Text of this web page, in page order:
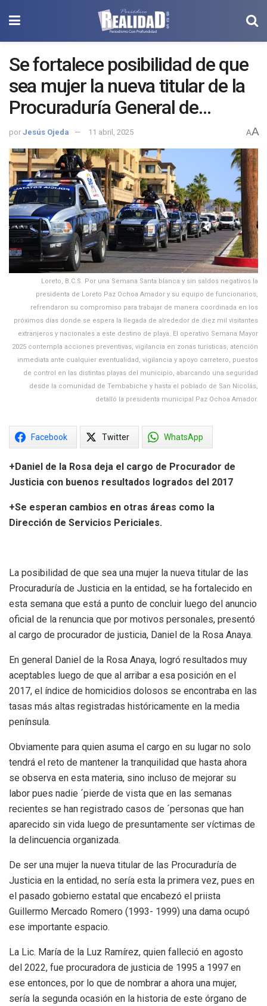
Se fortalece posibilidad de que
sea mujer la nueva titular de la
Procuraduría General de
Justicia en la entidad (PGJE)
por Jesús Ojeda 11 abril, 2025 AA
Loreto, B.C.S. Por una Semana Santa blanca y sin saldos negativos la
presidenta de Loreto Paz Ochoa Amador y su equipo de funcionarios,
refrendaron su compromiso para trabajar de manera coordinada en los
próximos días donde se espera la llegada de alrededor de diez mil visitantes
extranjeros y nacionales a este destino de playa. El operativo Semana Mayor
2025 contempla acciones preventivas, vigilancia en zonas turísticas, atención
inmediata ante cualquier eventualidad, vigilancia y apoyo carretero, puestos
de control en las distintas playas del municipio, abarcando una seguridad
desde la comunidad de Tembabiche y hasta el poblado de San Nicolás,
detalló la presidenta municipal Paz Ochoa Amador.
Facebook Twitter WhatsApp
+Daniel de la Rosa deja el cargo de Procurador de
Justicia con buenos resultados logrados del 2017
+Se esperan cambios en otras áreas como la
Dirección de Servicios Periciales.
La posibilidad de que sea una mujer la nueva titular de las
Procuraduría de Justicia en la entidad, se ha fortalecido en
esta semana que está a punto de concluir luego del anuncio
oficial de la renuncia que por motivos personales, presentó
al cargo de procurador de justicia, Daniel de la Rosa Anaya.
En general Daniel de la Rosa Anaya, logró resultados muy
aceptables luego de que al arribar a esa posición en el
2017, el índice de homicidios dolosos se encontraba en las
tasas más altas registradas históricamente en la media
península.
Obviamente para quien asuma el cargo en su lugar no solo
tendrá el reto de mantener la tranquilidad que hasta ahora
se observa en esta materia, sino incluso de mejorar su
labor pues nadie ´pierde de vista que en las semanas
recientes se han registrado casos de ´personas que han
aparecido sin vida luego de presuntamente ser víctimas de
la delincuencia organizada.
De ser una mujer la nueva titular de las Procuraduría de
Justicia en la entidad, no sería esta la primera vez, pues en
el pasado gobierno estatal que encabezó el priista
Guillermo Mercado Romero (1993- 1999) una dama ocupó
ese importante espacio.
La Lic. María de la Luz Ramírez, quien falleció en agosto
del 2022, fue procuradora de justicia de 1995 a 1997 en
ese entonces, por lo que de nombrar a ahora una mujer,
sería la segunda ocasión en la historia de este órgano de